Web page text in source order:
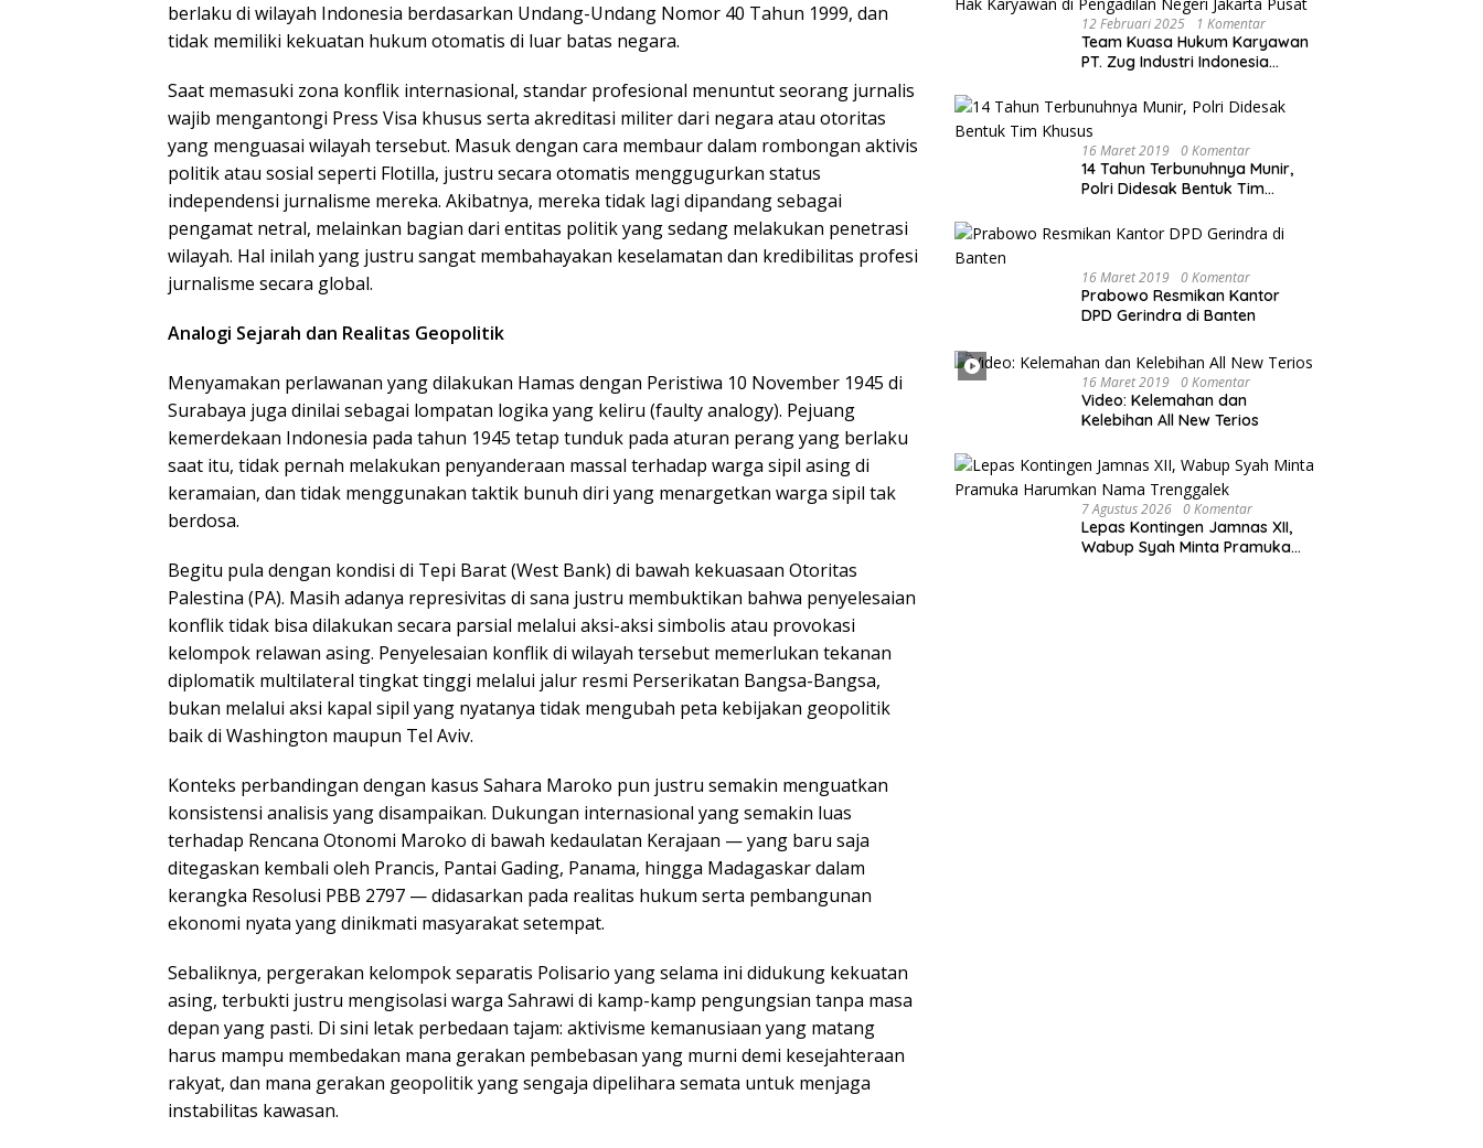
berlaku di wilayah Indonesia berdasarkan Undang-Undang Nomor 40 Tahun 1999, dan
tidak memiliki kekuatan hukum otomatis di luar batas negara.
Saat memasuki zona konflik internasional, standar profesional menuntut seorang jurnalis
wajib mengantongi Press Visa khusus serta akreditasi militer dari negara atau otoritas
yang menguasai wilayah tersebut. Masuk dengan cara membaur dalam rombongan aktivis
politik atau sosial seperti Flotilla, justru secara otomatis menggugurkan status
independensi jurnalisme mereka. Akibatnya, mereka tidak lagi dipandang sebagai
pengamat netral, melainkan bagian dari entitas politik yang sedang melakukan penetrasi
wilayah. Hal inilah yang justru sangat membahayakan keselamatan dan kredibilitas profesi
jurnalisme secara global.
Analogi Sejarah dan Realitas Geopolitik
Menyamakan perlawanan yang dilakukan Hamas dengan Peristiwa 10 November 1945 di
Surabaya juga dinilai sebagai lompatan logika yang keliru (faulty analogy). Pejuang
kemerdekaan Indonesia pada tahun 1945 tetap tunduk pada aturan perang yang berlaku
saat itu, tidak pernah melakukan penyanderaan massal terhadap warga sipil asing di
keramaian, dan tidak menggunakan taktik bunuh diri yang menargetkan warga sipil tak
berdosa.
Begitu pula dengan kondisi di Tepi Barat (West Bank) di bawah kekuasaan Otoritas
Palestina (PA). Masih adanya represivitas di sana justru membuktikan bahwa penyelesaian
konflik tidak bisa dilakukan secara parsial melalui aksi-aksi simbolis atau provokasi
kelompok relawan asing. Penyelesaian konflik di wilayah tersebut memerlukan tekanan
diplomatik multilateral tingkat tinggi melalui jalur resmi Perserikatan Bangsa-Bangsa,
bukan melalui aksi kapal sipil yang nyatanya tidak mengubah peta kebijakan geopolitik
baik di Washington maupun Tel Aviv.
Konteks perbandingan dengan kasus Sahara Maroko pun justru semakin menguatkan
konsistensi analisis yang disampaikan. Dukungan internasional yang semakin luas
terhadap Rencana Otonomi Maroko di bawah kedaulatan Kerajaan — yang baru saja
ditegaskan kembali oleh Prancis, Pantai Gading, Panama, hingga Madagaskar dalam
kerangka Resolusi PBB 2797 — didasarkan pada realitas hukum serta pembangunan
ekonomi nyata yang dinikmati masyarakat setempat.
Sebaliknya, pergerakan kelompok separatis Polisario yang selama ini didukung kekuatan
asing, terbukti justru mengisolasi warga Sahrawi di kamp-kamp pengungsian tanpa masa
depan yang pasti. Di sini letak perbedaan tajam: aktivisme kemanusiaan yang matang
harus mampu membedakan mana gerakan pembebasan yang murni demi kesejahteraan
rakyat, dan mana gerakan geopolitik yang sengaja dipelihara semata untuk menjaga
instabilitas kawasan.
12 Februari 2025 1 Komentar
Team Kuasa Hukum Karyawan
PT. Zug Industri Indonesia
Memperjuangkan Hak
Karyawan di Pengadilan Negeri
Jakarta Pusat
16 Maret 2019 0 Komentar
14 Tahun Terbunuhnya Munir,
Polri Didesak Bentuk Tim
16 Maret 2019 0 Komentar
Prabowo Resmikan Kantor
DPD Gerindra di Banten
16 Maret 2019 0 Komentar
Video: Kelemahan dan
Kelebihan All New Terios
7 Agustus 2026 0 Komentar
Lepas Kontingen Jamnas XII,
Wabup Syah Minta Pramuka